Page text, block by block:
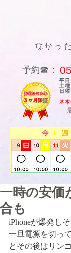
なか
​予約☎：
平
土
日
基本
一時の安価
合も
iPhoneが爆発し
一旦電源を切っ
とその後はリン